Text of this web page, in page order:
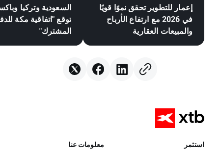
إعمار للتطوير تحقق نموًا قويًا
في 2026 مع ارتفاع الأرباح
والمبيعات العقارية
السعودية وتركيا
توقع "اتفاقية مكة
المشترك"
استثمر معلومات عنا